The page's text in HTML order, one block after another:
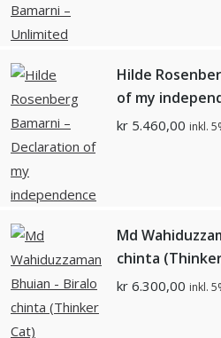
Hilde
of my
kr 5.460,00 inkl.
Md
chinta
kr 6.300,00 inkl.